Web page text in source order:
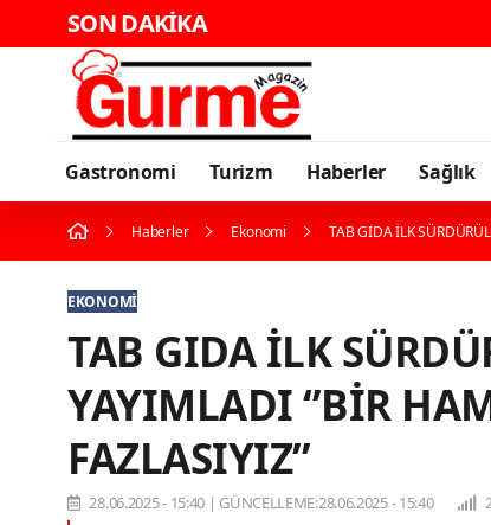
SON DAKİKA
Gastronomi Turizm Haberler Sağlık
Haberler Ekonomi TAB GIDA İLK
EKONOMI
TAB GIDA İLK
YAYIMLADI ‘’BİR
FAZLASIYIZ’’
28.06.2025 - 15:40 | GÜNCELLEME:28.06.2025 - 15:40